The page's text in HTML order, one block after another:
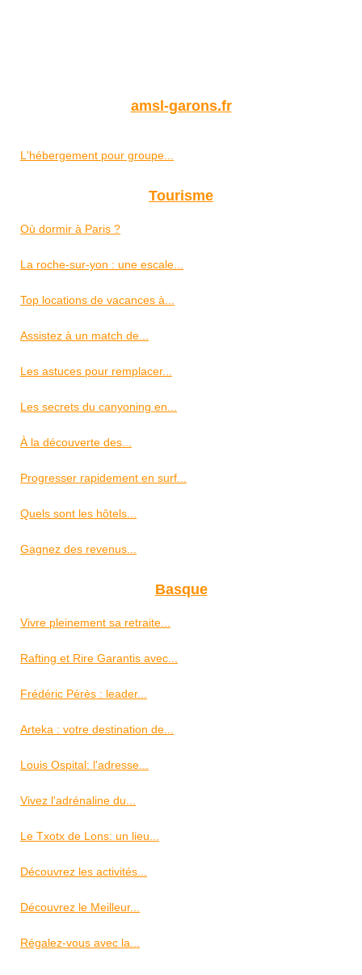
amsl-garons.fr
L'hébergement pour groupe...
Tourisme
Où dormir à Paris ?
La roche-sur-yon : une escale...
Top locations de vacances à...
Assistez à un match de...
Les astuces pour remplacer...
Les secrets du canyoning en...
À la découverte des...
Progresser rapidement en surf...
Quels sont les hôtels...
Gagnez des revenus...
Basque
Vivre pleinement sa retraite...
Rafting et Rire Garantis avec...
Frédéric Pérès : leader...
Arteka : votre destination de...
Louis Ospital: l'adresse...
Vivez l'adrénaline du...
Le Txotx de Lons: un lieu...
Découvrez les activités...
Découvrez le Meilleur...
Régalez-vous avec la...